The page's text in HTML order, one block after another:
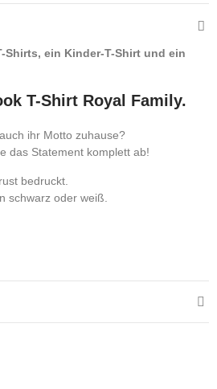
Shirts, ein Kinder-T-Shirt und ein
T-Shirt Royal Family.
ihr Motto zuhause?
das Statement komplett ab!
bedruckt.
schwarz oder weiß.